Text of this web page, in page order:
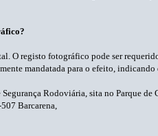
O registo fotográfico pode ser
mandatada para o efeito,
Rodoviária, sita no Parque de
Barcarena,